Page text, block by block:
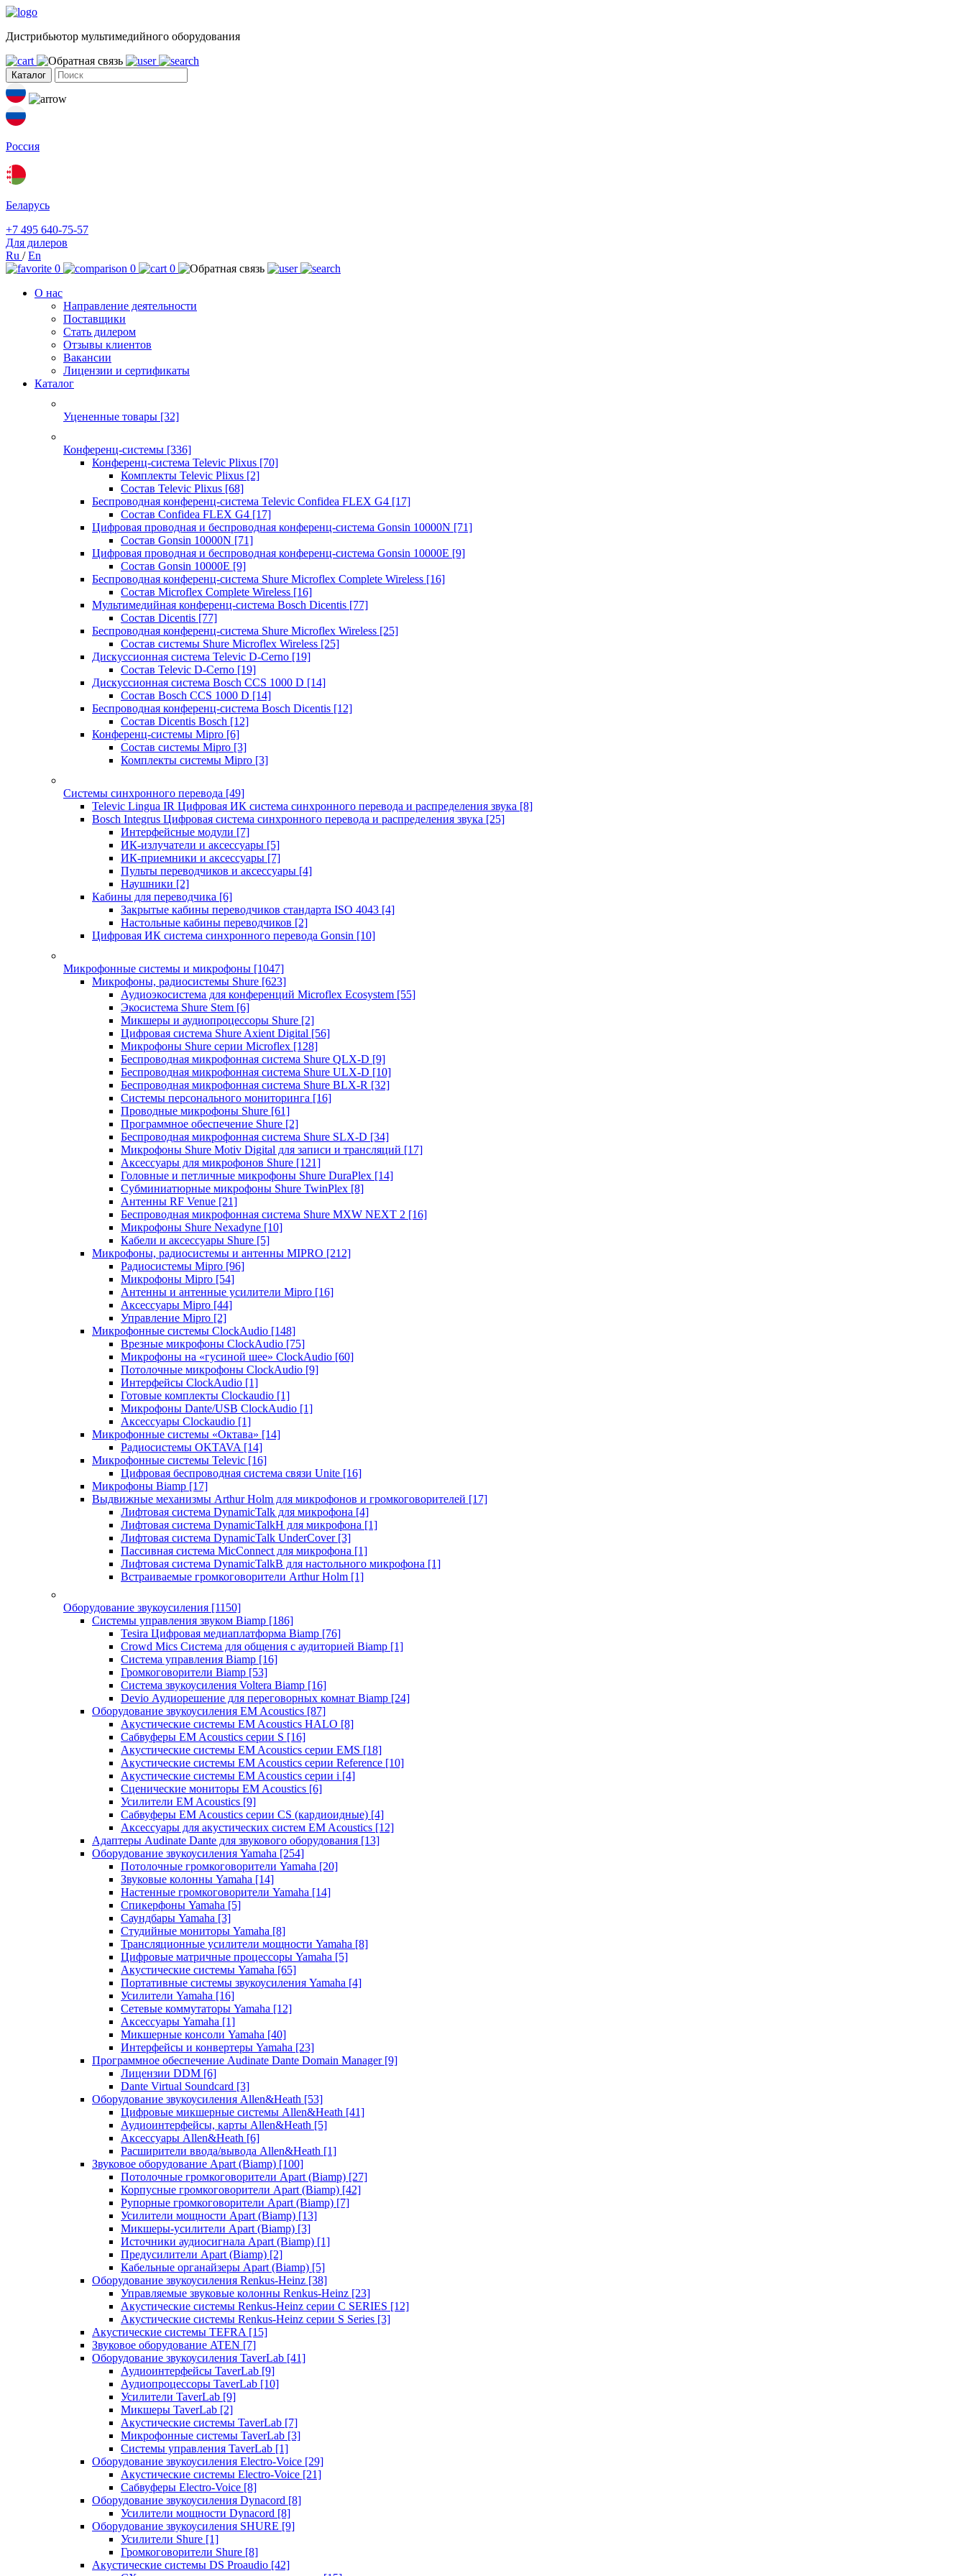
Дистрибьютор мультимедийного оборудования
Каталог
Россия
Беларусь
+7 495 640-75-57
Для дилеров
Ru /En
0
0
0
О нас
Направление деятельности
Поставщики
Стать дилером
Отзывы клиентов
Вакансии
Лицензии и сертификаты
Каталог
Уцененные товары [32]
Конференц-системы [336]
Конференц-система Televic Plixus [70]
Комплекты Televic Plixus [2]
Состав Televic Plixus [68]
Беспроводная конференц-система Televic Confidea FLEX G4 [17]
Состав Confidea FLEX G4 [17]
Цифровая проводная и беспроводная конференц-система Gonsin 10000N [71]
Состав Gonsin 10000N [71]
Цифровая проводная и беспроводная конференц-система Gonsin 10000E [9]
Состав Gonsin 10000E [9]
Беспроводная конференц-система Shure Microflex Complete Wireless [16]
Состав Microflex Complete Wireless [16]
Мультимедийная конференц-система Bosch Dicentis [77]
Состав Dicentis [77]
Беспроводная конференц-система Shure Microflex Wireless [25]
Состав системы Shure Microflex Wireless [25]
Дискуссионная система Televic D-Cerno [19]
Состав Televic D-Cerno [19]
Дискуссионная система Bosch CCS 1000 D [14]
Состав Bosch CCS 1000 D [14]
Беспроводная конференц-система Bosch Dicentis [12]
Состав Dicentis Bosch [12]
Конференц-системы Mipro [6]
Состав системы Mipro [3]
Комплекты системы Mipro [3]
Системы синхронного перевода [49]
Televic Lingua IR Цифровая ИК система синхронного перевода и распределения звука [8]
Bosch Integrus Цифровая система синхронного перевода и распределения звука [25]
Интерфейсные модули [7]
ИК-излучатели и аксессуары [5]
ИК-приемники и аксессуары [7]
Пульты переводчиков и аксессуары [4]
Наушники [2]
Кабины для переводчика [6]
Закрытые кабины переводчиков стандарта ISO 4043 [4]
Настольные кабины переводчиков [2]
Цифровая ИК система синхронного перевода Gonsin [10]
Микрофонные системы и микрофоны [1047]
Микрофоны, радиосистемы Shure [623]
Аудиоэкосистема для конференций Microflex Ecosystem [55]
Экосистема Shure Stem [6]
Микшеры и аудиопроцессоры Shure [2]
Цифровая система Shure Axient Digital [56]
Микрофоны Shure серии Microflex [128]
Беспроводная микрофонная система Shure QLX-D [9]
Беспроводная микрофонная система Shure ULX-D [10]
Беспроводная микрофонная система Shure BLX-R [32]
Системы персонального мониторинга [16]
Проводные микрофоны Shure [61]
Программное обеспечение Shure [2]
Беспроводная микрофонная система Shure SLX-D [34]
Микрофоны Shure Motiv Digital для записи и трансляций [17]
Аксессуары для микрофонов Shure [121]
Головные и петличные микрофоны Shure DuraPlex [14]
Субминиатюрные микрофоны Shure TwinPlex [8]
Антенны RF Venue [21]
Беспроводная микрофонная система Shure MXW NEXT 2 [16]
Микрофоны Shure Nexadyne [10]
Кабели и аксессуары Shure [5]
Микрофоны, радиосистемы и антенны MIPRO [212]
Радиосистемы Mipro [96]
Микрофоны Mipro [54]
Антенны и антенные усилители Mipro [16]
Аксессуары Mipro [44]
Управление Mipro [2]
Микрофонные системы ClockAudio [148]
Врезные микрофоны ClockAudio [75]
Микрофоны на «гусиной шее» ClockAudio [60]
Потолочные микрофоны ClockAudio [9]
Интерфейсы ClockAudio [1]
Готовые комплекты Clockaudio [1]
Микрофоны Dante/USB ClockAudio [1]
Аксессуары Clockaudio [1]
Микрофонные системы «Октава» [14]
Радиосистемы OKTAVA [14]
Микрофонные системы Televic [16]
Цифровая беспроводная система связи Unite [16]
Микрофоны Biamp [17]
Выдвижные механизмы Arthur Holm для микрофонов и громкоговорителей [17]
Лифтовая система DynamicTalk для микрофона [4]
Лифтовая система DynamicTalkH для микрофона [1]
Лифтовая система DynamicTalk UnderCover [3]
Пассивная система MicConnect для микрофона [1]
Лифтовая система DynamicTalkB для настольного микрофона [1]
Встраиваемые громкоговорители Arthur Holm [1]
Оборудование звукоусиления [1150]
Системы управления звуком Biamp [186]
Tesira Цифровая медиаплатформа Biamp [76]
Crowd Mics Система для общения с аудиторией Biamp [1]
Система управления Biamp [16]
Громкоговорители Biamp [53]
Система звукоусиления Voltera Biamp [16]
Devio Аудиорешение для переговорных комнат Biamp [24]
Оборудование звукоусиления EM Acoustics [87]
Акустические системы EM Acoustics HALO [8]
Сабвуферы EM Acoustics серии S [16]
Акустические системы EM Acoustics серии EMS [18]
Акустические системы EM Acoustics серии Reference [10]
Акустические системы EM Acoustics серии i [4]
Сценические мониторы EM Acoustics [6]
Усилители EM Acoustics [9]
Сабвуферы EM Acoustics серии CS (кардиоидные) [4]
Аксессуары для акустических систем EM Acoustics [12]
Адаптеры Audinate Dante для звукового оборудования [13]
Оборудование звукоусиления Yamaha [254]
Потолочные громкоговорители Yamaha [20]
Звуковые колонны Yamaha [14]
Настенные громкоговорители Yamaha [14]
Спикерфоны Yamaha [5]
Саундбары Yamaha [3]
Студийные мониторы Yamaha [8]
Трансляционные усилители мощности Yamaha [8]
Цифровые матричные процессоры Yamaha [5]
Акустические системы Yamaha [65]
Портативные системы звукоусиления Yamaha [4]
Усилители Yamaha [16]
Сетевые коммутаторы Yamaha [12]
Аксессуары Yamaha [1]
Микшерные консоли Yamaha [40]
Интерфейсы и конвертеры Yamaha [23]
Программное обеспечение Audinate Dante Domain Manager [9]
Лицензии DDM [6]
Dante Virtual Soundcard [3]
Оборудование звукоусиления Allen&Heath [53]
Цифровые микшерные системы Allen&Heath [41]
Аудиоинтерфейсы, карты Allen&Heath [5]
Аксессуары Allen&Heath [6]
Расширители ввода/вывода Allen&Heath [1]
Звуковое оборудование Apart (Biamp) [100]
Потолочные громкоговорители Apart (Biamp) [27]
Корпусные громкоговорители Apart (Biamp) [42]
Рупорные громкоговорители Apart (Biamp) [7]
Усилители мощности Apart (Biamp) [13]
Микшеры-усилители Apart (Biamp) [3]
Источники аудиосигнала Apart (Biamp) [1]
Предусилители Apart (Biamp) [2]
Кабельные органайзеры Apart (Biamp) [5]
Оборудование звукоусиления Renkus-Heinz [38]
Управляемые звуковые колонны Renkus-Heinz [23]
Акустические системы Renkus-Heinz серии C SERIES [12]
Акустические системы Renkus-Heinz серии S Series [3]
Акустические системы TEFRA [15]
Звуковое оборудование ATEN [7]
Оборудование звукоусиления TaverLab [41]
Аудиоинтерфейсы TaverLab [9]
Аудиопроцессоры TaverLab [10]
Усилители TaverLab [9]
Микшеры TaverLab [2]
Акустические системы TaverLab [7]
Микрофонные системы TaverLab [3]
Системы управления TaverLab [1]
Оборудование звукоусиления Electro-Voice [29]
Акустические системы Electro-Voice [21]
Сабвуферы Electro-Voice [8]
Оборудование звукоусиления Dynacord [8]
Усилители мощности Dynacord [8]
Оборудование звукоусиления SHURE [9]
Усилители Shure [1]
Громкоговорители Shure [8]
Акустические системы DS Proaudio [42]